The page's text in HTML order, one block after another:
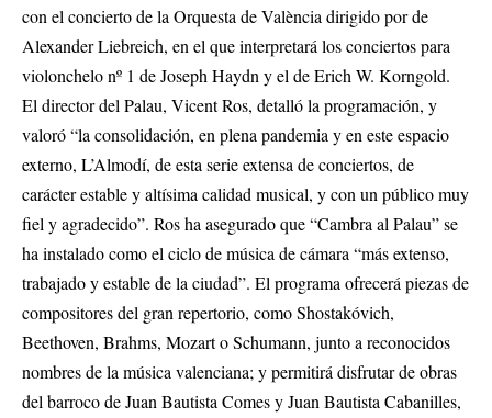
con el concierto de la Orquesta de València dirigido por de
Alexander Liebreich, en el que interpretará los conciertos para
violonchelo nº 1 de Joseph Haydn y el de Erich W. Korngold.
El director del Palau, Vicent Ros, detalló la programación, y
valoró “la consolidación, en plena pandemia y en este espacio
externo, L’Almodí, de esta serie extensa de conciertos, de
carácter estable y altísima calidad musical, y con un público muy
fiel y agradecido”. Ros ha asegurado que “Cambra al Palau” se
ha instalado como el ciclo de música de cámara “más extenso,
trabajado y estable de la ciudad”. El programa ofrecerá piezas de
compositores del gran repertorio, como Shostakóvich,
Beethoven, Brahms, Mozart o Schumann, junto a reconocidos
nombres de la música valenciana; y permitirá disfrutar de obras
del barroco de Juan Bautista Comes y Juan Bautista Cabanilles,